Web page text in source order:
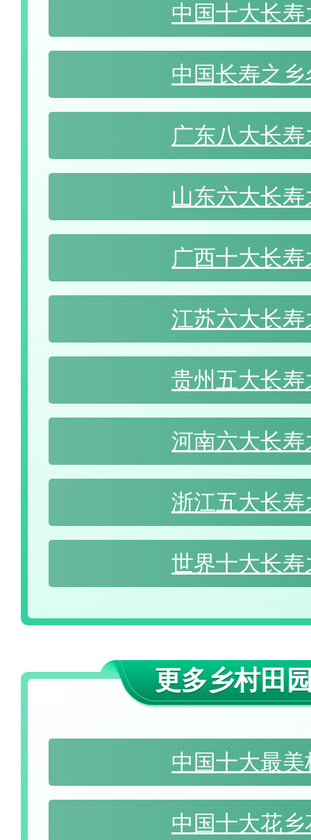
中国十大长寿
中国长寿之乡
广东八大长寿
山东六大长寿
广西十大长寿
江苏六大长寿
贵州五大长寿
河南六大长寿
浙江五大长寿
世界十大长寿
更多乡村田
中国十大最美
中国十大花乡